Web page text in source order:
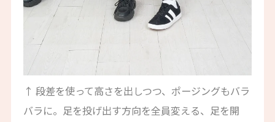
↑ 段差を使って高さを出しつつ、ポージングもバラ
バラに。足を投げ出す方向を全員変える、足を開